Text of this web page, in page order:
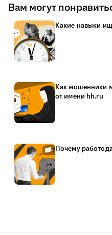
Вам могут
Какие навыки
Как мошенники
от имени hh.ru
Почему